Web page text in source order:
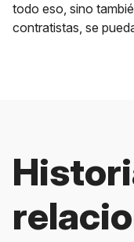
todo eso, sino
contratistas, se